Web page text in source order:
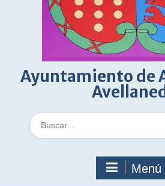
Ayuntamiento de
Buscar:
Menú